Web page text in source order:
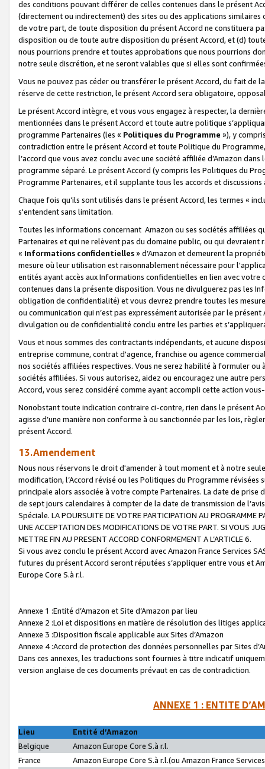
des conditions pouvant différer de celles contenues dans le présent
(directement ou indirectement) des sites ou des applications
de votre part, de toute disposition du présent Accord ne constituera
disposition ou de toute autre disposition du présent Accord, et (d)
nous pourrions prendre et toutes approbations que nous pourrions
notre seule discrétion, et ne seront valables que si elles sont
Vous ne pouvez pas céder ou transférer le présent Accord, du fait de
réserve de cette restriction, le présent Accord sera obligatoire,
Le présent Accord intègre, et vous vous engagez à respecter, la
mentionnées dans le présent Accord et toute autre politique
programme Partenaires (les « Politiques du Programme »), y
contradiction entre le présent Accord et toute Politique du
l’accord que vous avez conclu avec une société affiliée d’Amazon
programme séparé. Le présent Accord (y compris les Politiques du
Programme Partenaires, et il supplante tous les accords et discussions
Chaque fois qu’ils sont utilisés dans le présent Accord, les termes «
s'entendent sans limitation.
Toutes les informations concernant Amazon ou ses sociétés affiliées
Partenaires et qui ne relèvent pas du domaine public, ou qui
« Informations confidentielles» d’Amazon et demeurent la
mesure où leur utilisation est raisonnablement nécessaire pour
entités ayant accès aux Informations confidentielles en lien avec
contenues dans la présente disposition. Vous ne divulguerez pas les
obligation de confidentialité) et vous devrez prendre toutes les
ou communication qui n’est pas expressément autorisée par le
divulgation ou de confidentialité conclu entre les parties et
Vous et nous sommes des contractants indépendants, et aucune
entreprise commune, contrat d'agence, franchise ou agence
nos sociétés affiliées respectives. Vous ne serez habilité à formuler
sociétés affiliées. Si vous autorisez, aidez ou encouragez une autre
Accord, vous serez considéré comme ayant accompli cette action
Nonobstant toute indication contraire ci-contre, rien dans le présent
agisse d’une manière non conforme à ou sanctionnée par les lois,
présent Accord.
13.Amendement
Nous nous réservons le droit d'amender à tout moment et à notre
modification, l’Accord révisé ou les Politiques du Programme
principale alors associée à votre compte Partenaires. La date de
de sept jours calendaires à compter de la date de transmission de
Spéciale. LA POURSUITE DE VOTRE PARTICIPATION AU PROGRAMME
UNE ACCEPTATION DES MODIFICATIONS DE VOTRE PART. SI VOUS
METTRE FIN AU PRESENT ACCORD CONFORMEMENT A L’ARTICLE 6.
Si vous avez conclu le présent Accord avec Amazon France Services
futures du présent Accord seront réputées s’appliquer entre vous et
Europe Core S.à r.l.
Annexe 1 :Entité d’Amazon et Site d’Amazon par lieu
Annexe 2 :Loi et dispositions en matière de résolution des litiges
Annexe 3 :Disposition fiscale applicable aux Sites d’Amazon
Annexe 4 :Accord de protection des données personnelles par Sites
Dans ces annexes, les traductions sont fournies à titre indicatif
version anglaise de ces documents prévaut en cas de contradiction.
ANNEXE 1 : ENTITE
Lieu
Entité d’Amazon
Belgique
Amazon Europe Core S.à r.l.
France
Amazon Europe Core S.à r.l.(ou Amazon France